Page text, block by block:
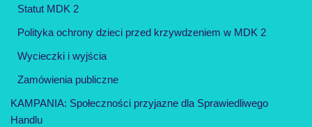
Statut MDK 2
Polityka ochrony dzieci przed krzywdzeniem w MDK 2
Wycieczki i wyjścia
Zamówienia publiczne
KAMPANIA: Społeczności przyjazne dla Sprawiedliwego
Handlu